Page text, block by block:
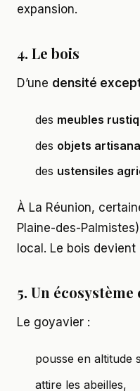
expansion.
4. Le bois
D’une densité
des meubles
des objets
des ustensiles
À La Réunion,
Plaine-des-
local. Le bois
5. Un
Le goyavier :
pousse en altitude
attire les abeilles,